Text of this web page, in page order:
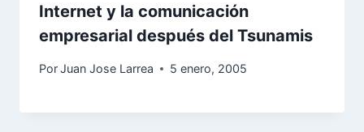
Internet y la comunicación
empresarial después del Tsunamis
PorJuan Jose Larrea 5 enero, 2005